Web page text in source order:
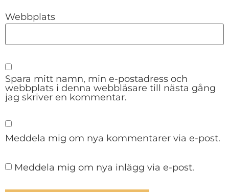
Webbplats
Spara mitt namn, min e-postadress och
webbplats i denna webbläsare till nästa gång
jag skriver en kommentar.
Meddela mig om nya kommentarer via e-post.
Meddela mig om nya inlägg via e-post.